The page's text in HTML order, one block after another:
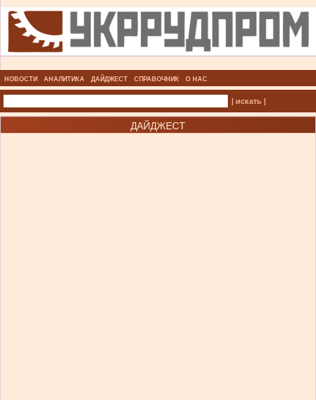
НОВОСТИ АНАЛИТИКА ДАЙДЖЕСТ СПРАВОЧНИК О НАС
| искать |
ДАЙДЖЕСТ